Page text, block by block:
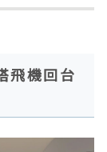
飛機回台